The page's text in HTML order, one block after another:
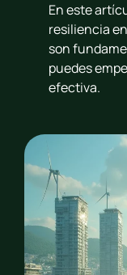
En este
resiliencia
son
puedes
efectiva.